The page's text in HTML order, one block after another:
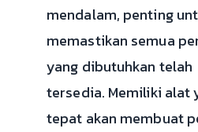
mendalam, penting
memastikan semua
yang dibutuhkan telah
tersedia. Memiliki alat
tepat akan membuat